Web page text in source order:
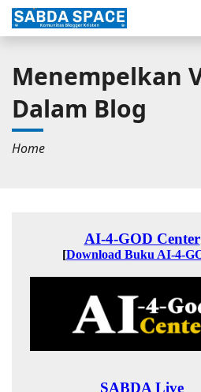
Menempelkan
Dalam Blog
Home